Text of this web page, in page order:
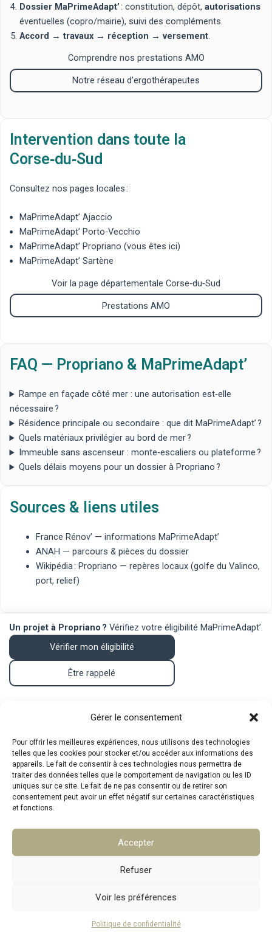
Gérer le consentement
Pour offrir les meilleures expériences, nous utilisons des technologies
telles que les cookies pour stocker et/ou accéder aux informations des
appareils. Le fait de consentir à ces technologies nous permettra de
traiter des données telles que le comportement de navigation ou les ID
uniques sur ce site. Le fait de ne pas consentir ou de retirer son
consentement peut avoir un effet négatif sur certaines caractéristiques
et fonctions.
Accepter
Refuser
Voir les préférences
Politique de confidentialité
Dossier MaPrimeAdapt’: constitution, dépôt, autorisations
éventuelles (copro/mairie), suivi des compléments.
Accord →travaux→ réception → versement.
Comprendre nos prestations AMO
Notre réseau d’ergothérapeutes
Intervention dans toute la
Corse‑du‑Sud
Consultez nos pages locales :
MaPrimeAdapt’ Ajaccio
MaPrimeAdapt’ Porto‑Vecchio
MaPrimeAdapt’ Propriano (vous êtes ici)
MaPrimeAdapt’ Sartène
Voir la page départementale Corse‑du‑Sud
Prestations AMO
FAQ — Propriano & MaPrimeAdapt’
Rampe en façade côté mer : une autorisation est‑elle
nécessaire ?
Résidence principale ou secondaire : que dit MaPrimeAdapt’ ?
Quels matériaux privilégier au bord de mer ?
Immeuble sans ascenseur : monte‑escaliers ou plateforme ?
Quels délais moyens pour un dossier à Propriano ?
Sources & liens utiles
France Rénov’ — informations MaPrimeAdapt’
ANAH — parcours & pièces du dossier
Wikipédia : Propriano — repères locaux (golfe du Valinco,
port, relief)
Un projet à Propriano ? Vérifiez votre éligibilité MaPrimeAdapt’.
Vérifier mon éligibilité
Être rappelé
Téléphone : 07.83.05.00.26
Mail :mpa@srat.fr
Copyright © 2026 SRAT
Politique de confidentialité